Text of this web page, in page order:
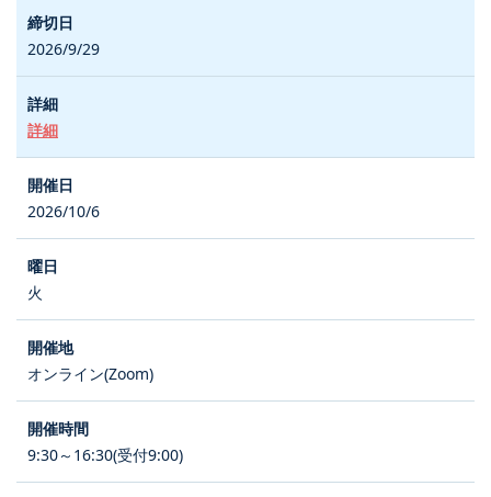
2026/9/29
詳細
2026/10/6
火
オンライン(Zoom)
9:30～16:30(受付9:00)